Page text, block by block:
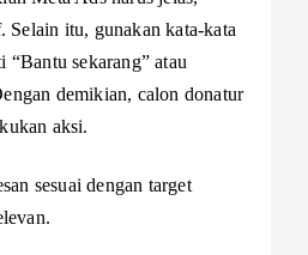
Selain itu, gunakan kata-kata
“Bantu sekarang” atau
demikian, calon donatur
aksi.
sesuai dengan target